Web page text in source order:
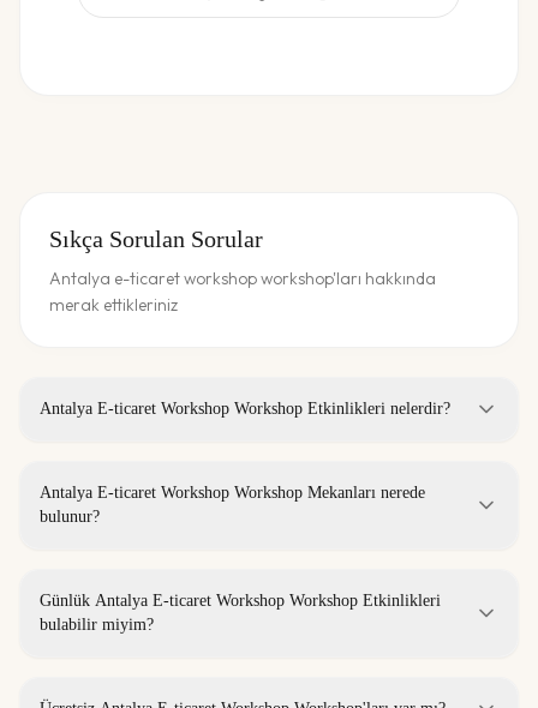
Sıkça Sorulan Sorular
Antalya e-ticaret workshop workshop'ları hakkında
merak ettikleriniz
Antalya E-ticaret Workshop Workshop Etkinlikleri nelerdir?
Antalya E-ticaret Workshop Workshop Mekanları nerede
bulunur?
Günlük Antalya E-ticaret Workshop Workshop Etkinlikleri
bulabilir miyim?